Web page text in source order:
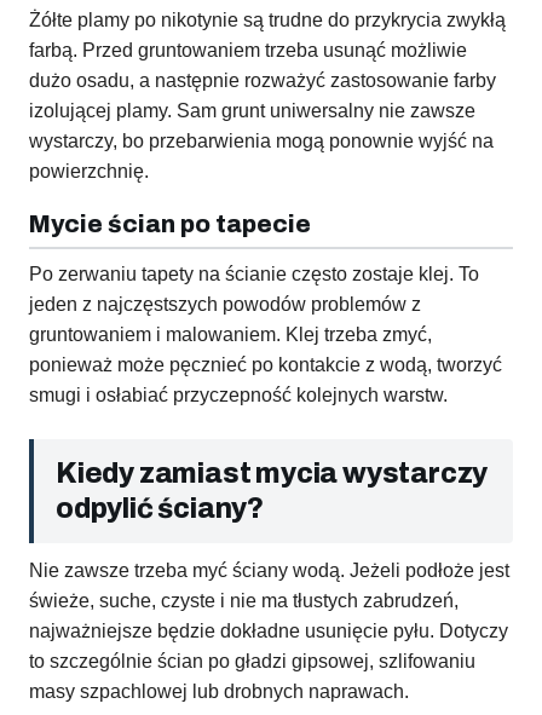
Żółte plamy po nikotynie są trudne do przykrycia zwykłą
farbą. Przed gruntowaniem trzeba usunąć możliwie
dużo osadu, a następnie rozważyć zastosowanie farby
izolującej plamy. Sam grunt uniwersalny nie zawsze
wystarczy, bo przebarwienia mogą ponownie wyjść na
powierzchnię.
Mycie ścian po tapecie
Po zerwaniu tapety na ścianie często zostaje klej. To
jeden z najczęstszych powodów problemów z
gruntowaniem i malowaniem. Klej trzeba zmyć,
ponieważ może pęcznieć po kontakcie z wodą, tworzyć
smugi i osłabiać przyczepność kolejnych warstw.
Kiedy zamiast mycia wystarczy
odpylić ściany?
Nie zawsze trzeba myć ściany wodą. Jeżeli podłoże jest
świeże, suche, czyste i nie ma tłustych zabrudzeń,
najważniejsze będzie dokładne usunięcie pyłu. Dotyczy
to szczególnie ścian po gładzi gipsowej, szlifowaniu
masy szpachlowej lub drobnych naprawach.